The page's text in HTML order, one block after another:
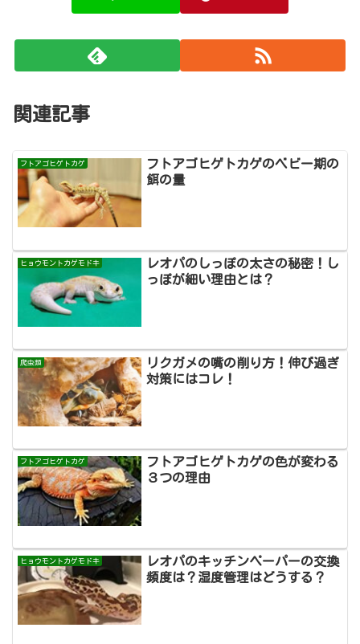
関連記事
フトアゴヒゲトカゲ
フトアゴヒゲトカゲのベビー期の
餌の量
ヒョウモントカゲモドキ
レオパのしっぽの太さの秘密！し
っぽが細い理由とは？
爬虫類
リクガメの嘴の削り方！伸び過ぎ
対策にはコレ！
フトアゴヒゲトカゲ
フトアゴヒゲトカゲの色が変わる
３つの理由
ヒョウモントカゲモドキ
レオパのキッチンペーパーの交換
頻度は？湿度管理はどうする？